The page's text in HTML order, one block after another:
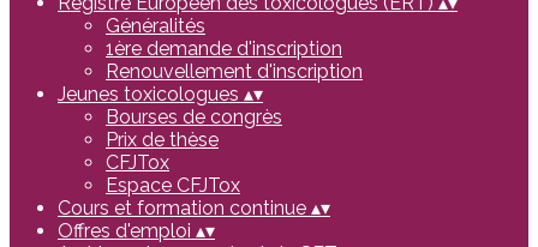
Généralités
1ère demande d'inscription
Renouvellement d'inscription
Jeunes toxicologues ▴▾
Bourses de congrès
Prix de thèse
CFJTox
Espace CFJTox
Cours et formation continue ▴▾
Offres d'emploi ▴▾